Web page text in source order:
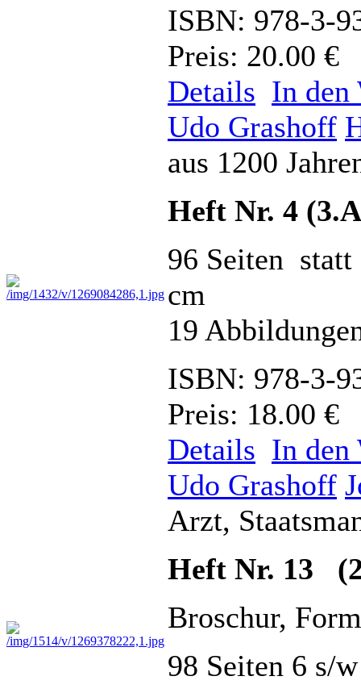
ISBN: 978-3-
Preis: 20.00 €
Details In den
Udo Grashoff
aus 1200
Heft Nr. 4
96 Seiten
cm
19
ISBN: 978-3-
Preis: 18.00 €
Details In den
Udo Grashoff
Arzt,
Heft Nr. 13
Broschur,
98 Seiten 6 s/